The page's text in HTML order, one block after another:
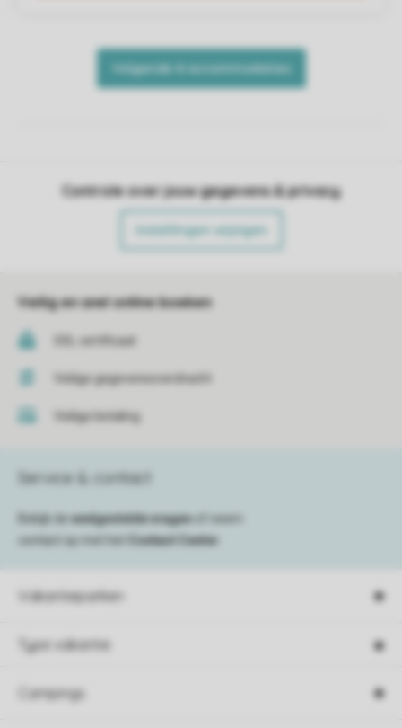
Controle over jouw gegevens & privacy
Instellingen wijzigen
Veilig en snel online boeken
SSL certificaat
Veilige gegevensoverdracht
Veilige betaling
Vakantieparken
Type vakantie
Campings
Service & contact
Bekijk de veelgestelde vragen
of neem
contact op met het
Contact Center